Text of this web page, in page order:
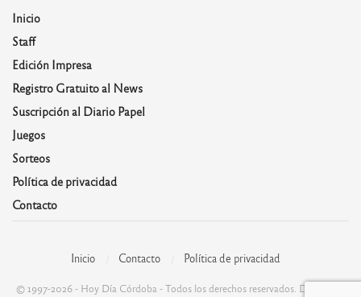
Inicio
Staff
Edición Impresa
Registro Gratuito al News
Suscripción al Diario Papel
Juegos
Sorteos
Política de privacidad
Contacto
Inicio Contacto Política de privacidad
© 1997-2026 - Hoy Día Córdoba - Todos los derechos reservados. Desarrolla: